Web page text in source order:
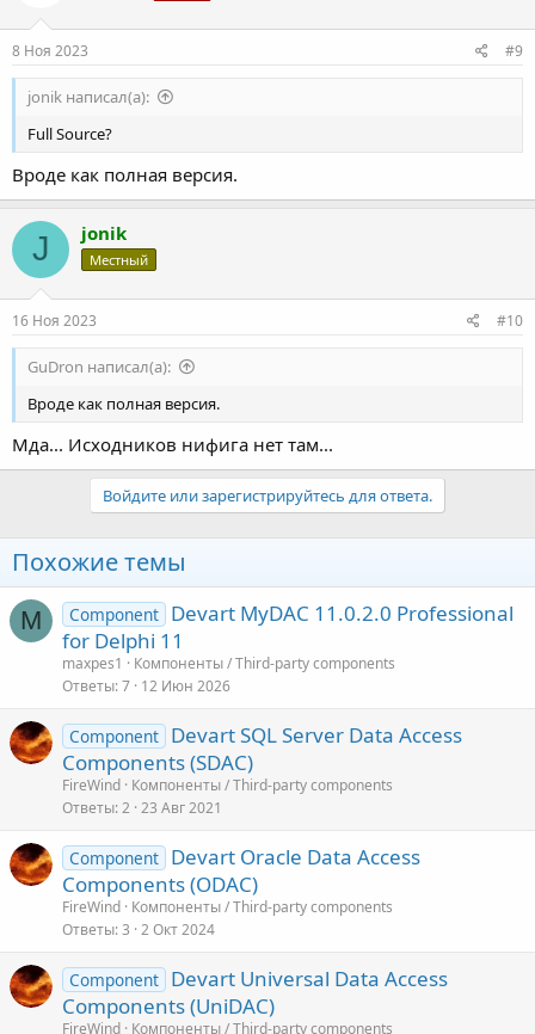
8 Ноя 2023 #9
jonik написал(а):
Full Source?
Вроде как полная версия.
J jonik
Местный
16 Ноя 2023 #10
GuDron написал(а):
Вроде как полная версия.
Мда... Исходников нифига нет там...
Войдите или зарегистрируйтесь для ответа.
Похожие темы
M Component Devart MyDAC 11.0.2.0 Professional
for Delphi 11
maxpes1
Компоненты / Third-party components
Ответы 7 12 Июн 2026
Component Devart SQL Server Data Access
Components (SDAC)
FireWind Компоненты / Third-party components
Ответы 2 23 Авг 2021
Component Devart Oracle Data Access
Components (ODAC)
FireWind Компоненты / Third-party components
Ответы 3 2 Окт 2024
Component Devart Universal Data Access
Components (UniDAC)
FireWind Компоненты / Third-party components